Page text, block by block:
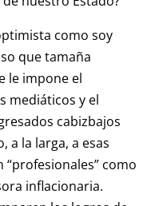
como soy
que tamaña
le impone el
mediáticos y el
cabizbajos
a la larga, a esas
como
inflacionaria.